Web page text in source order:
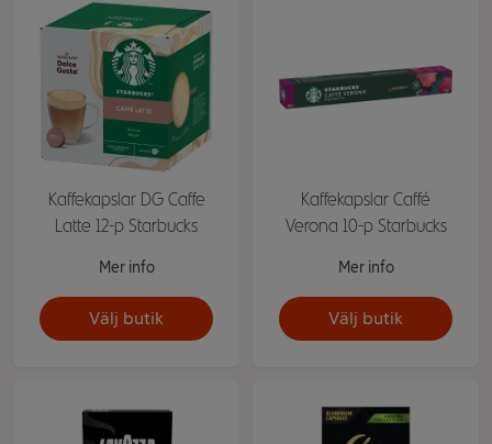
Kaffekapslar DG Caffe
Latte 12-p Starbucks
Mer info
Välj butik
Kaffekapslar Caffé
Verona 10-p Starbucks
Mer info
Välj butik